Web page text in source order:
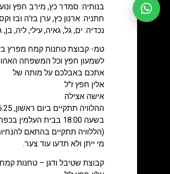
בנותיה: סמדר כץ, מירב חפץ
חתניה: ארנון כץ, ערן בז'ה ובז
נכדיה: ים, גל, גאיה, עילי, ליה, בן,
טמ- קבוצת טחנות קמח מפרץ
לשמעון חפץ וכל המשפחה
אתכם באבלכם על מותה של
אלין חפץ ז"ל
אישה אצילה
ההלוויה תתקיים ביום ראשון, 15.06.25 י"ט בסיון,
בשעה 18:00 בבית העלמין בכפר ויתקין.
(הללוויה תתקיים בהתאם
מי ייתן ולא תדעו עוד צער.
קבוצת שטיבל ודגן – טחנות